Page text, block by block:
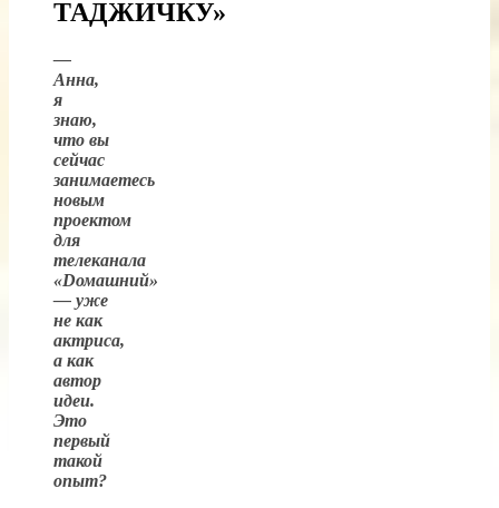
ТАДЖИЧКУ»
—
Анна,
я
знаю,
что вы
сейчас
занимаетесь
новым
проектом
для
телеканала
«Dомашний»
— уже
не как
актриса,
а как
автор
идеи.
Это
первый
такой
опыт?